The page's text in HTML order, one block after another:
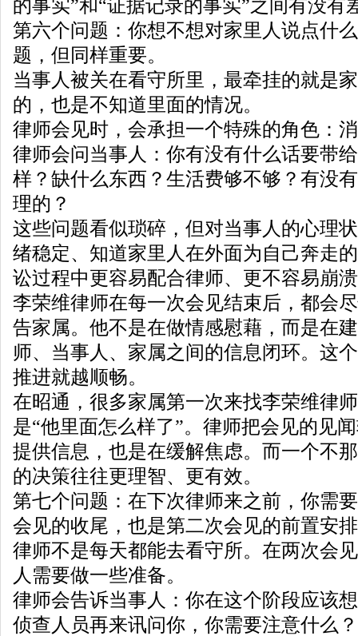
的事实”和“证据记录的事实”之间有没有
第六个问题：你想不想对家里人说点什
题，但同样重要。
当事人被关在看守所里，最牵挂的就是
的，也是不知道里面的情况。
律师会见时，会承担一个特殊的角色：
律师会问当事人：你有没有什么话要带
样？缺什么东西？生活费够不够？有没
理的？
这些问题看似琐碎，但对当事人的心理
绪稳定、知道家里人在外面为自己奔走
讼过程中更容易配合律师、更不容易崩
李荣维律师在每一次会见结束后，都会
告家属。他不是在做情感慰藉，而是在
师、当事人、家属之间的信息闭环。这
推进就越顺畅。
在昭通，很多家属第一次来找李荣维律
是“他里面怎么样了”。律师把会见的见
提供信息，也是在缓解焦虑。而一个不
的决策往往更理智、更有效。
第七个问题：在下次律师来之前，你需
会见的收尾，也是第二次会见的前置安
律师不是每天都能去看守所。在两次会
人需要做一些准备。
律师会告诉当事人：你在这个阶段应该
侦查人员再来讯问你，你需要注意什么